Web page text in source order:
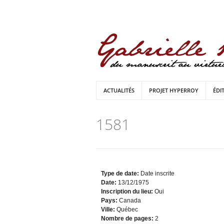
ACTUALITÉS PROJET HYPERROY
1581
Type de date: Date inscrite
Date: 13/12/1975
Inscription du lieu: Oui
Pays: Canada
Ville: Québec
Nombre de pages: 2